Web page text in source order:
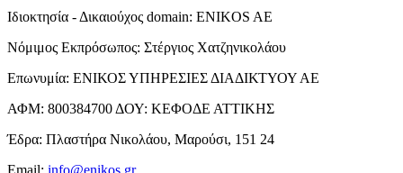
Ιδιοκτησία - Δικαιούχος domain: ENIKOS AE
Νόμιμος Εκπρόσωπος: Στέργιος Χατζηνικολάου
Επωνυμία: ΕΝΙΚΟΣ ΥΠΗΡΕΣΙΕΣ ΔΙΑΔΙΚΤΥΟΥ ΑΕ
ΑΦΜ: 800384700 ΔΟΥ: ΚΕΦΟΔΕ ΑΤΤΙΚΗΣ
Έδρα: Πλαστήρα Νικολάου, Μαρούσι, 151 24
Email: info@enikos.gr